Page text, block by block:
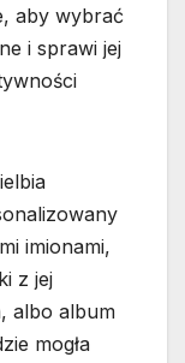
aby wybrać
i sprawi jej
imionami,
z jej
albo album
mogła